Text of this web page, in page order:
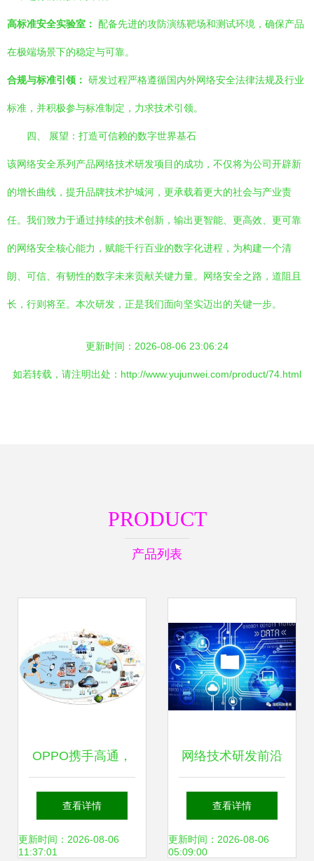
高标准安全实验室： 配备先进的攻防演练靶场和测试环境，确保产品
在极端场景下的稳定与可靠。
合规与标准引领： 研发过程严格遵循国内外网络安全法律法规及行业
标准，并积极参与标准制定，力求技术引领。
四、 展望：打造可信赖的数字世界基石
该网络安全系列产品网络技术研发项目的成功，不仅将为公司开辟新
的增长曲线，提升品牌技术护城河，更承载着更大的社会与产业责
任。我们致力于通过持续的技术创新，输出更智能、更高效、更可靠
的网络安全核心能力，赋能千行百业的数字化进程，为构建一个清
朗、可信、有韧性的数字未来贡献关键力量。网络安全之路，道阻且
长，行则将至。本次研发，正是我们面向坚实迈出的关键一步。
更新时间：2026-08-06 23:06:24
如若转载，请注明出处：http://www.yujunwei.com/product/74.html
PRODUCT
产品列表
OPPO携手高通，
领航5G时代 加速
移动网络技术革新
查看详情
更新时间：2026-08-06
11:37:01
网络技术研发前沿
分层识别验证与人
工智能在生物环境
查看详情
更新时间：2026-08-06
05:09:00